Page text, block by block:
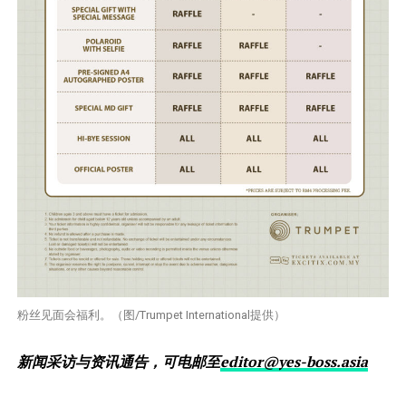
粉丝见面会福利。（图/Trumpet International提供）
新闻采访与资讯通告，可电邮至editor@yes-boss.asia